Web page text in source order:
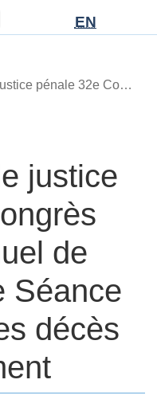
EN
pénale Séance plénière sur les décès en établissement
justice
de
Séance
décès